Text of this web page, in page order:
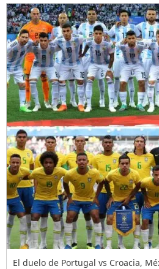
El duelo de Portugal vs Croacia,